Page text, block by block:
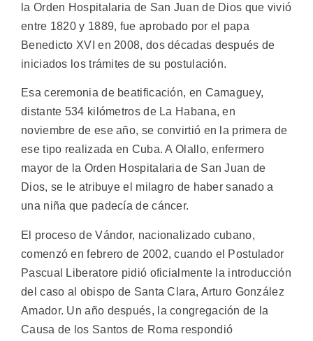
la Orden Hospitalaria de San Juan de Dios que vivió
entre 1820 y 1889, fue aprobado por el papa
Benedicto XVI en 2008, dos décadas después de
iniciados los trámites de su postulación.
Esa ceremonia de beatificación, en Camaguey,
distante 534 kilómetros de La Habana, en
noviembre de ese año, se convirtió en la primera de
ese tipo realizada en Cuba. A Olallo, enfermero
mayor de la Orden Hospitalaria de San Juan de
Dios, se le atribuye el milagro de haber sanado a
una niña que padecía de cáncer.
El proceso de Vándor, nacionalizado cubano,
comenzó en febrero de 2002, cuando el Postulador
Pascual Liberatore pidió oficialmente la introducción
del caso al obispo de Santa Clara, Arturo González
Amador. Un año después, la congregación de la
Causa de los Santos de Roma respondió